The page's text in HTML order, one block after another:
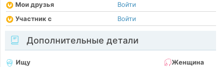
Мои друзья
Войти
Участник с
Войти
Дополнительные детали
Ищу
Женщина